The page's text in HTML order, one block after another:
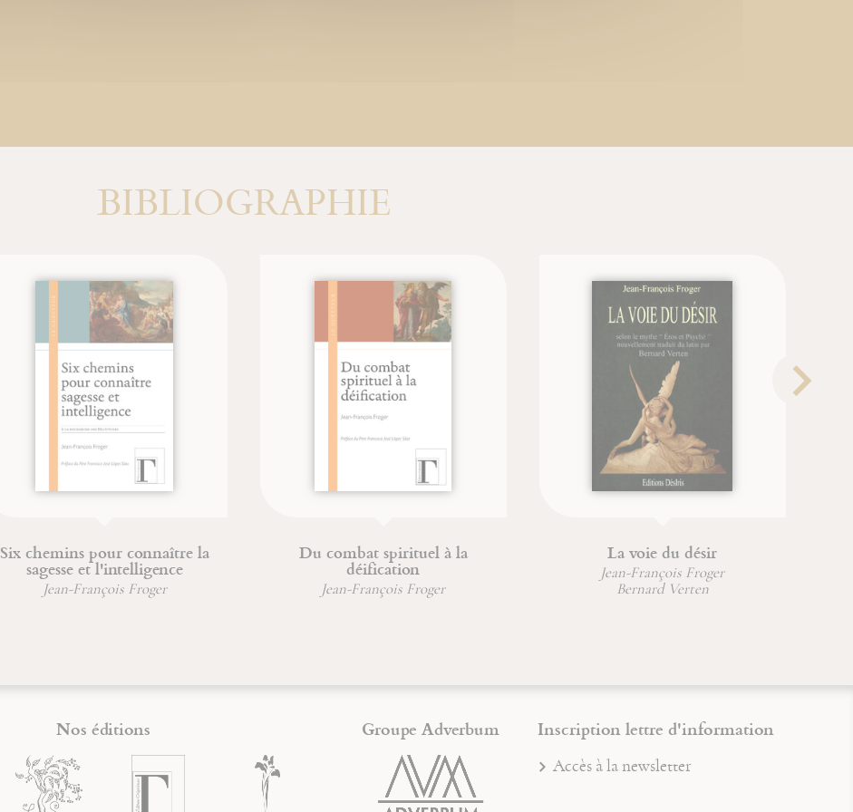
BIBLIOGRAPHIE
Du combat spirituel à la
déification
Jean-François Froger
La voie du désir
Jean-François Froger
Bernard Verten
La Couronne du Grand-
Prêtre
Jean-François Froger
Nos éditions Groupe Adverbum Inscription lettre d'information
Accès à la newsletter